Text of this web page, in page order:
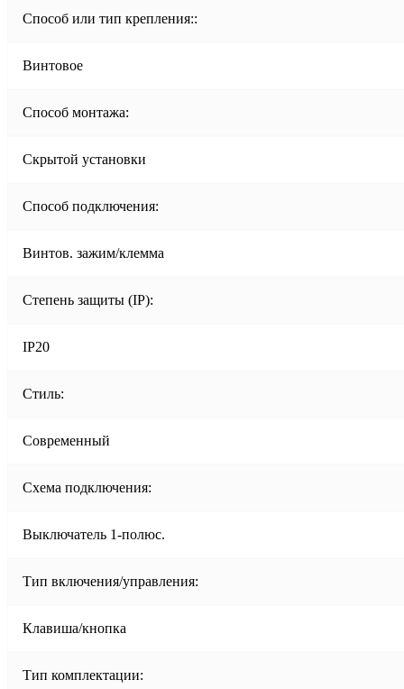
Способ или тип крепления::
Винтовое
Способ монтажа:
Скрытой установки
Способ подключения:
Винтов. зажим/клемма
Степень защиты (IP):
IP20
Стиль:
Современный
Схема подключения:
Выключатель 1-полюс.
Тип включения/управления:
Клавиша/кнопка
Тип комплектации: